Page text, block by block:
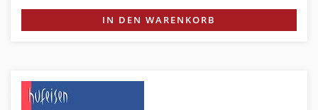
IN DEN WARENKORB